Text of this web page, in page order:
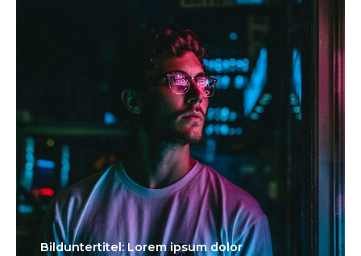
Bilduntertitel: Lorem ipsum dolor